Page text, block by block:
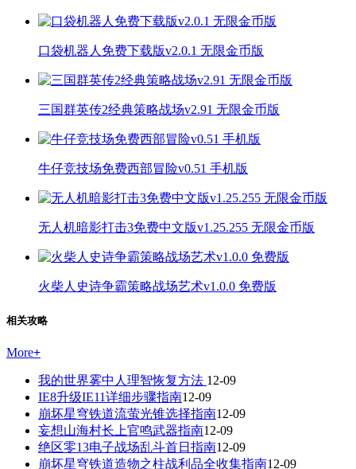
口袋机器人免费下载版v2.0.1 无限金币版
三国群英传2经典策略战场v2.91 无限金币版
牛仔竞技场免费西部冒险v0.51 手机版
无人机暗影打击3免费中文版v1.25.255 无限金币版
火柴人史诗争霸策略战场艺术v1.0.0 免费版
相关攻略
More+
我的世界雾中人理智恢复方法 12-09
IE8升级IE11详细步骤指南12-09
崩坏星穹铁道流萤光锥选择指南12-09
妄想山海村长上官鸣武器指南12-09
绝区零13电子战场乱斗首日指南12-09
崩坏星穹铁道造物之柱战利品全收集指南12-09